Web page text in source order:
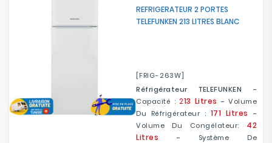
REFRIGERATEUR 2 PORTES
TELEFUNKEN 213 LITRES BLANC
[FRIG-263W]
Réfrigérateur TELEFUNKEN -
Capacité :213 Litres -Volume
Du Réfrigérateur : 171 Litres
-
Volume Du Congélateur:
42
Litres - Système De